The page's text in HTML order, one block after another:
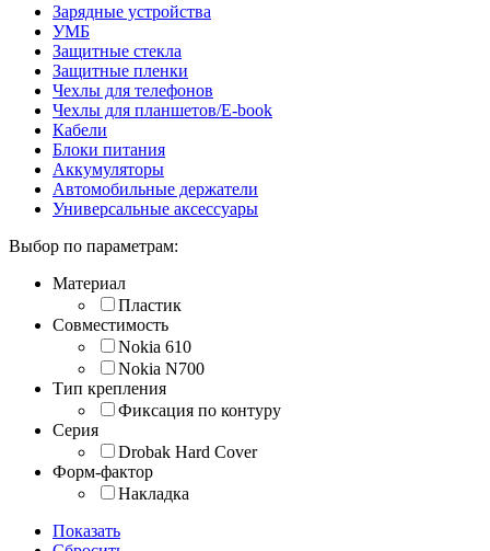
Зарядные устройства
УМБ
Защитные стекла
Защитные пленки
Чехлы для телефонов
Чехлы для планшетов/E-book
Кабели
Блоки питания
Аккумуляторы
Автомобильные держатели
Универсальные аксессуары
Выбор по параметрам:
Материал
Пластик
Совместимость
Nokia 610
Nokia N700
Тип крепления
Фиксация по контуру
Серия
Drobak Hard Cover
Форм-фактор
Накладка
Показать